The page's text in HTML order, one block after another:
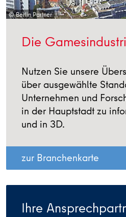
© Berlin Partner
Die
Nutzen Sie unsere
über ausgewählte
Unternehmen und
in der Hauptstadt zu
und in 3D.
zur Branchenkarte
Ihre